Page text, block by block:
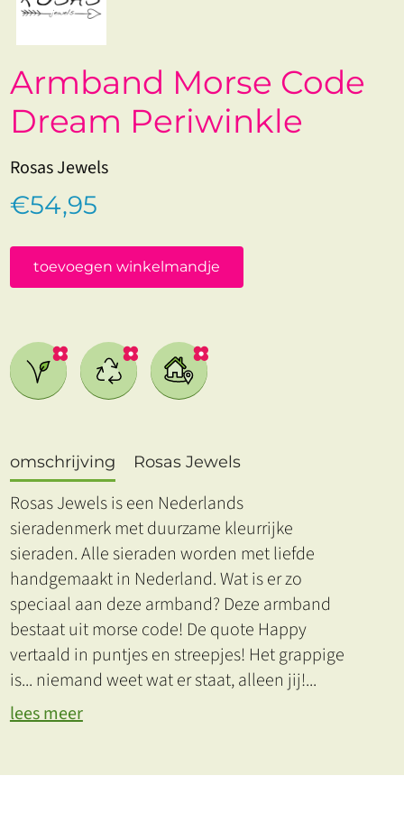
Armband Morse Code
Dream Periwinkle
Rosas Jewels
€54,95
toevoegen winkelmandje
omschrijving Rosas Jewels
Rosas Jewels is een Nederlands
sieradenmerk met duurzame kleurrijke
sieraden. Alle sieraden worden met liefde
handgemaakt in Nederland. Wat is er zo
speciaal aan deze armband? Deze armband
bestaat uit morse code! De quote Happy
vertaald in puntjes en streepjes! Het grappige
is... niemand weet wat er staat, alleen jij!...
lees meer